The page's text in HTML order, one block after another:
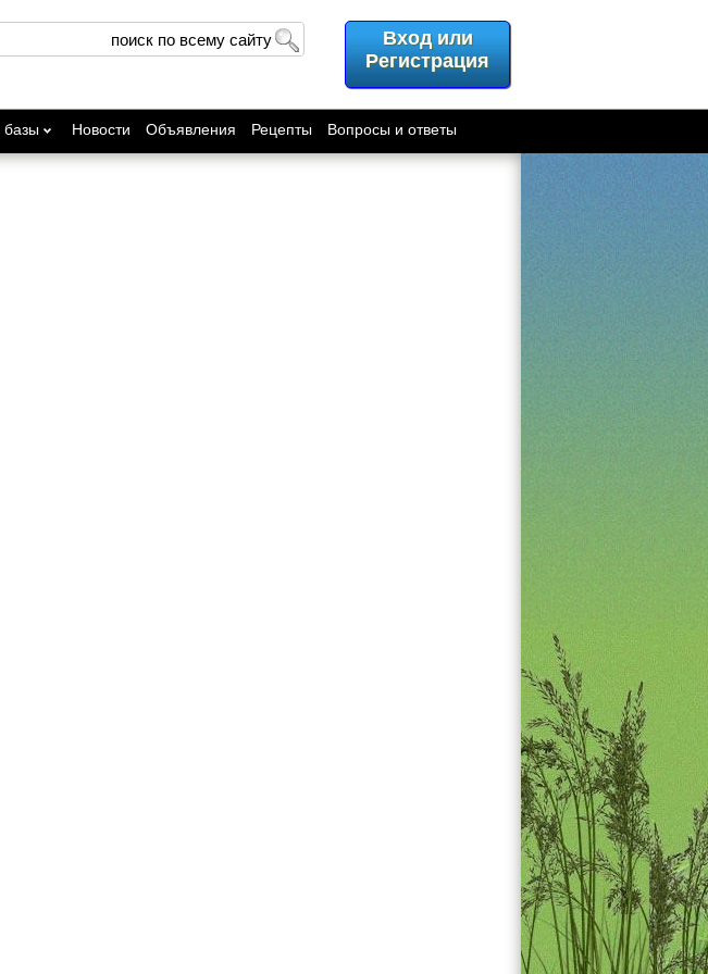
поиск по всему сайту
Вход или
Регистрация
базы Новости Объявления Рецепты Вопросы и ответы